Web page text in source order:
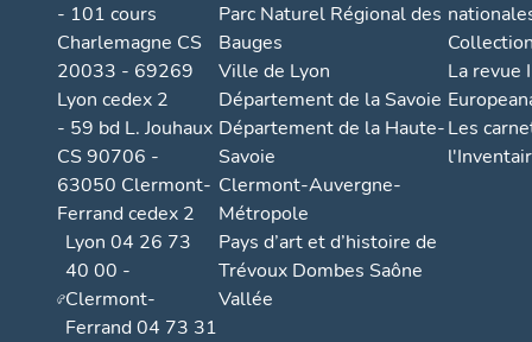
- 101 cours
Charlemagne CS
20033 - 69269
Lyon cedex 2
- 59 bd L. Jouhaux
CS 90706 -
63050 Clermont-
Ferrand cedex 2
Lyon 04 26 73
40 00 -
Clermont-
Ferrand 04 73 31
Parc Naturel Régional des
Bauges
Ville de Lyon
Département de la Savoie
Département de la Haute-
Savoie
Clermont-Auvergne-
Métropole
Pays d’art et d’histoire de
Trévoux Dombes Saône
Vallée
La revue
Les